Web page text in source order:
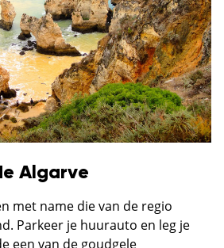
Algarve
met name die van de regio
Parkeer je huurauto en leg je
een van de goudgele